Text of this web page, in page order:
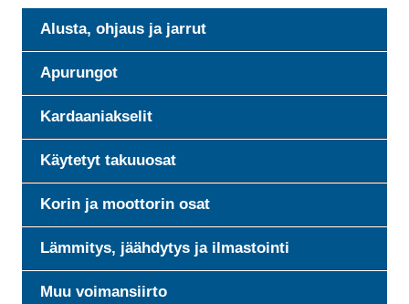
Alusta, ohjaus ja jarrut
Apurungot
Kardaaniakselit
Käytetyt takuuosat
Korin ja moottorin osat
Lämmitys, jäähdytys ja ilmastointi
Muu voimansiirto